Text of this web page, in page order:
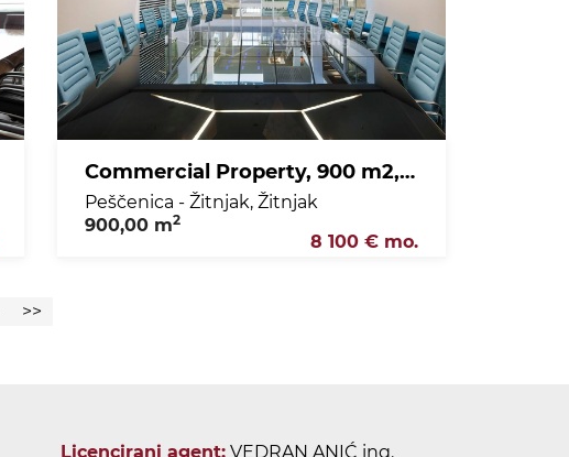
Commercial Property, 900 m2, For Rent, Peščenica - Žitnjak - Žitnjak
Peščenica - Žitnjak, Žitnjak
900,00 m2
8 100 € mo.
>>
Licencirani agent: VEDRAN ANIĆ ing.